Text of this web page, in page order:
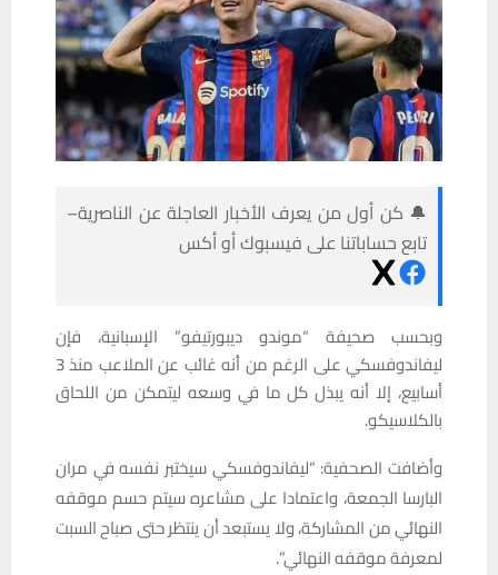
🔔 كن أول من يعرف الأخبار العاجلة عن الناصرية–
تابع حساباتنا على فيسبوك أو أكس
وبحسب صحيفة “موندو ديبورتيفو” الإسبانية، فإن
ليفاندوفسكي على الرغم من أنه غائب عن الملاعب منذ 3
أسابيع، إلا أنه يبذل كل ما في وسعه ليتمكن من اللحاق
بالكلاسيكو.
وأضافت الصحفية: “ليفاندوفسكي سيختبر نفسه في مران
البارسا الجمعة، واعتمادا على مشاعره سيتم حسم موقفه
النهائي من المشاركة، ولا يستبعد أن ينتظر حتى صباح السبت
لمعرفة موقفه النهائي”.